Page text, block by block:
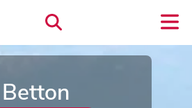
Betton